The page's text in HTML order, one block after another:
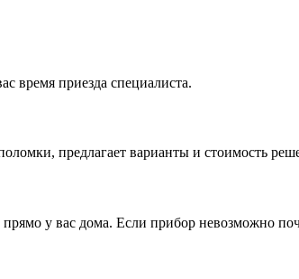
время приезда специалиста.
предлагает варианты и стоимость
у вас дома. Если прибор невозможно